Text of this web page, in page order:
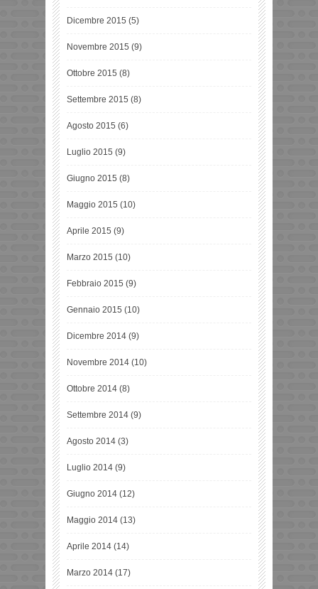
Dicembre 2015 (5)
Novembre 2015 (9)
Ottobre 2015 (8)
Settembre 2015 (8)
Agosto 2015 (6)
Luglio 2015 (9)
Giugno 2015 (8)
Maggio 2015 (10)
Aprile 2015 (9)
Marzo 2015 (10)
Febbraio 2015 (9)
Gennaio 2015 (10)
Dicembre 2014 (9)
Novembre 2014 (10)
Ottobre 2014 (8)
Settembre 2014 (9)
Agosto 2014 (3)
Luglio 2014 (9)
Giugno 2014 (12)
Maggio 2014 (13)
Aprile 2014 (14)
Marzo 2014 (17)